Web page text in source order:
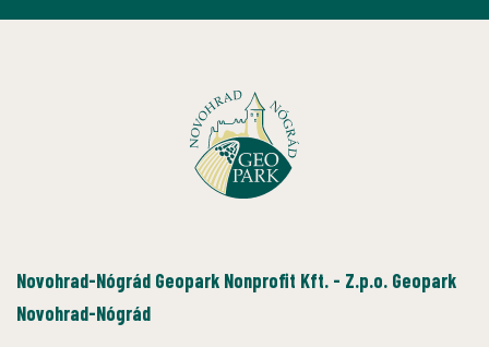
Novohrad-Nógrád Geopark Nonprofit Kft. - Z.p.o. Geopark
Novohrad-Nógrád